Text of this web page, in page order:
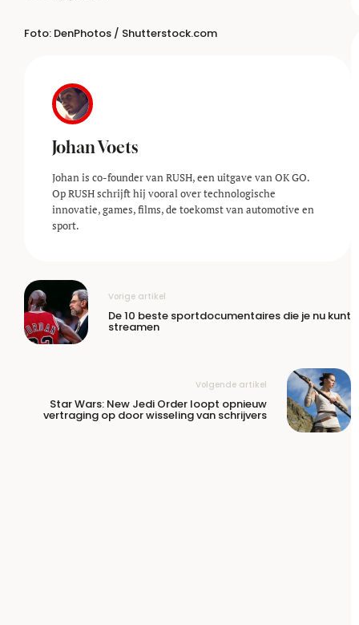
Foto: DenPhotos / Shutterstock.com
Johan Voets
Johan is co-founder van RUSH, een uitgave van OK GO.
Op RUSH schrijft hij vooral over technologische
innovatie, games, films, de toekomst van automotive en
sport.
Vorige artikel
De 10 beste sportdocumentaires die je nu kunt
streamen
Volgende artikel
Star Wars: New Jedi Order loopt opnieuw
vertraging op door wisseling van schrijvers